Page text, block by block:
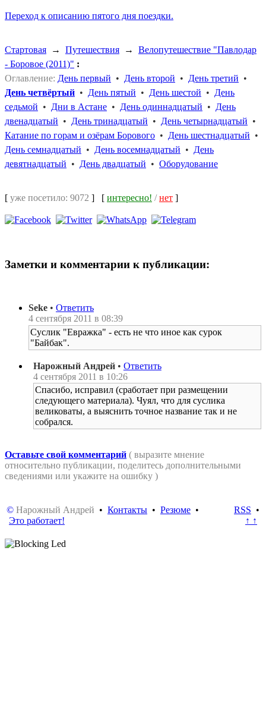
Переход к описанию пятого дня поездки.
Стартовая → Путешествия → Велопутешествие "Павлодар
- Боровое (2011)" :
Оглавление: День первый • День второй • День третий •
День четвёртый • День пятый • День шестой • День
седьмой • Дни в Астане • День одиннадцатый • День
двенадцатый • День тринадцатый • День четырнадцатый •
Катание по горам и озёрам Борового • День шестнадцатый •
День семнадцатый • День восемнадцатый • День
девятнадцатый • День двадцатый • Оборудование
[ уже посетило: 9072 ] [ интересно! /нет ]
Заметки и комментарии к публикации:
Seke • Ответить
4 сентября 2011 в 08:39
Суслик "Евражка" - есть не что иное как сурок
"Байбак".
Нарожный Андрей • Ответить
4 сентября 2011 в 10:26
Спасибо, исправил (сработает при размещении
следующего материала). Чуял, что для суслика
великоваты, а выяснить точное название так и не
собрался.
Оставьте свой комментарий ( выразите мнение
относительно публикации, поделитесь дополнительными
сведениями или укажите на ошибку )
© Нарожный Андрей • Контакты • Резюме •
Это работает!
RSS •
↑ ↑